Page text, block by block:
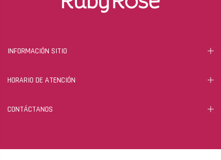
INFORMACIÓN SITIO
HORARIO DE ATENCIÓN
CONTÁCTANOS